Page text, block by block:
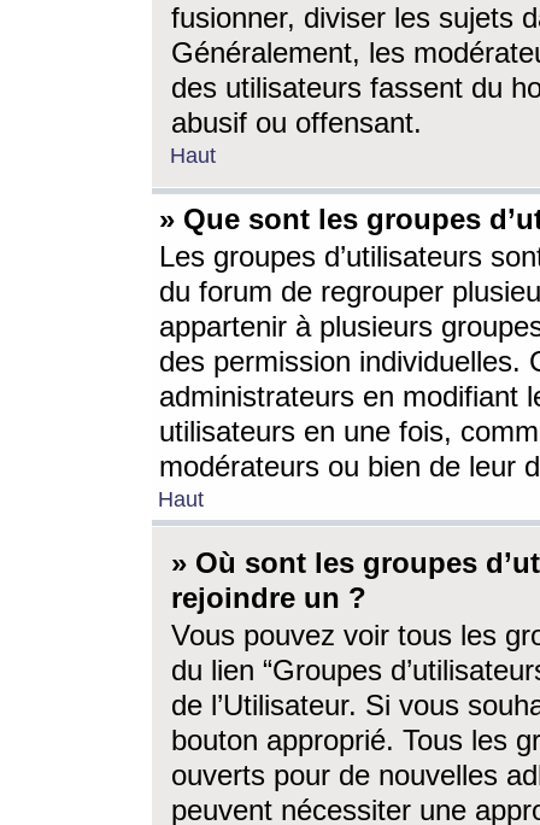
fusionner, diviser les sujets
Généralement, les
des utilisateurs fassent du
abusif ou offensant.
Haut
» Que sont les groupes
Les groupes d’utilisateurs
du forum de regrouper
appartenir à plusieurs
des permission individuelles.
administrateurs en modifiant
utilisateurs en une fois,
modérateurs ou bien de leur
Haut
» Où sont les groupes
rejoindre un ?
Vous pouvez voir tous les
du lien “Groupes
de l’Utilisateur. Si vous
bouton approprié. Tous les
ouverts pour de nouvelles
peuvent nécessiter une